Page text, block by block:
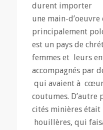
durent importer
une main-d’oeuvre
principalement
est un pays de
femmes et leurs
accompagnés par
qui avaient à
coutumes.
cités minières était
houillères, qui